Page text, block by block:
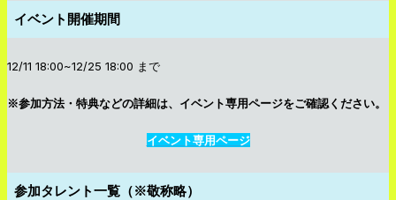
イベント開催期間
12/11 18:00~12/25 18:00 まで
※参加方法・特典などの詳細は、イベント専用ページをご確認ください。
イベント専用ページ
参加タレント一覧（※敬称略）